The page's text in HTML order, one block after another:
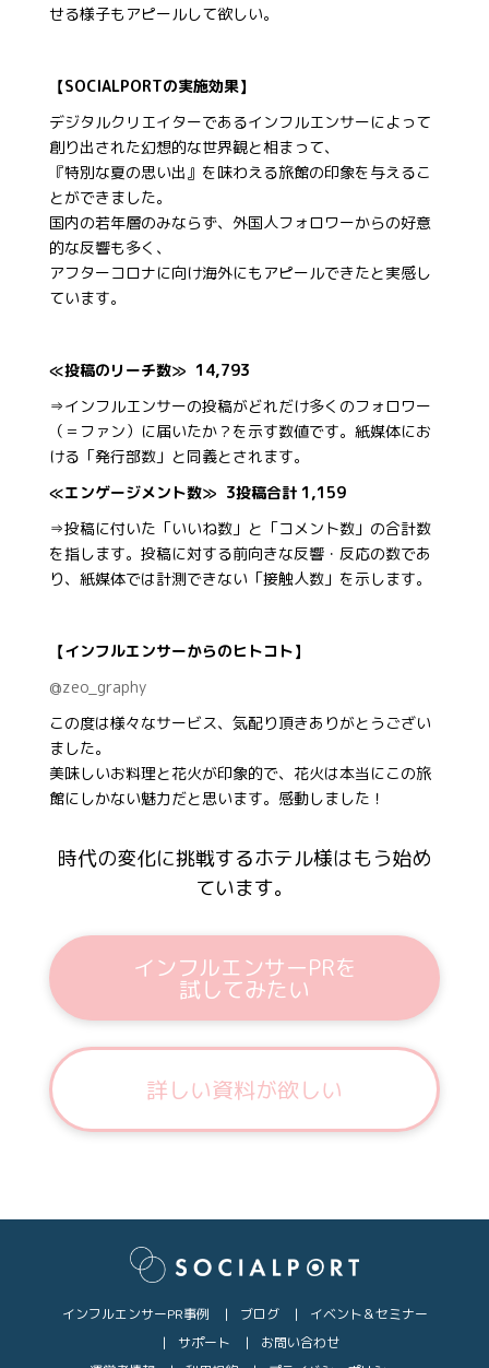
せる様子もアピールして欲しい。
【SOCIALPORTの実施効果】
デジタルクリエイターであるインフルエンサーによって
創り出された幻想的な世界観と相まって、
『特別な夏の思い出』を味わえる旅館の印象を与えるこ
とができました。
国内の若年層のみならず、外国人フォロワーからの好意
的な反響も多く、
アフターコロナに向け海外にもアピールできたと実感し
ています。
≪投稿のリーチ数≫ 14,793
⇒インフルエンサーの投稿がどれだけ多くのフォロワー
（＝ファン）に届いたか？を示す数値です。紙媒体にお
ける「発行部数」と同義とされます。
≪エンゲージメント数≫ 3投稿合計 1,159
⇒投稿に付いた「いいね数」と「コメント数」の合計数
を指します。投稿に対する前向きな反響・反応の数であ
り、紙媒体では計測できない「接触人数」を示します。
【インフルエンサーからのヒトコト】
@zeo_graphy
この度は様々なサービス、気配り頂きありがとうござい
ました。
美味しいお料理と花火が印象的で、花火は本当にこの旅
館にしかない魅力だと思います。感動しました！
時代の変化に挑戦するホテル様はもう始め
ています。
インフルエンサーPRを
試してみたい
詳しい資料が欲しい
インフルエンサーPR事例 ブログ
イベント＆セミナー
サポート
お問い合わせ